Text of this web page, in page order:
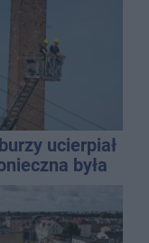
ARENA
ucierpiał
była
strażaków